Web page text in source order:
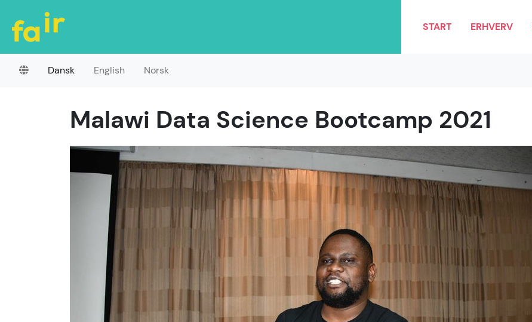
START ERHVERV
Dansk English Norsk
Malawi Data Science Bootcamp 2021